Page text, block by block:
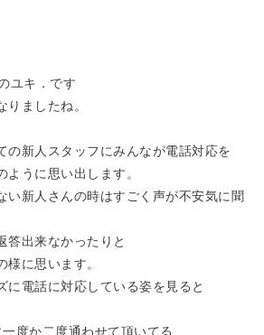
ユキ．です
ましたね。
の新人スタッフにみんなが電話対応を
うに思い出します。
い新人さんの時はすごく声が不安気に聞
答出来なかったりと
に思います。
に電話に対応している姿を見ると
度か二度通わせて頂いてる